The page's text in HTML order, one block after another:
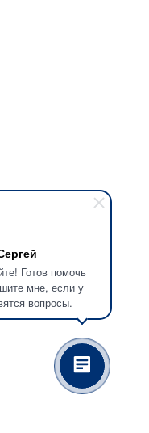
Готов помочь
мне, если у
вопросы.